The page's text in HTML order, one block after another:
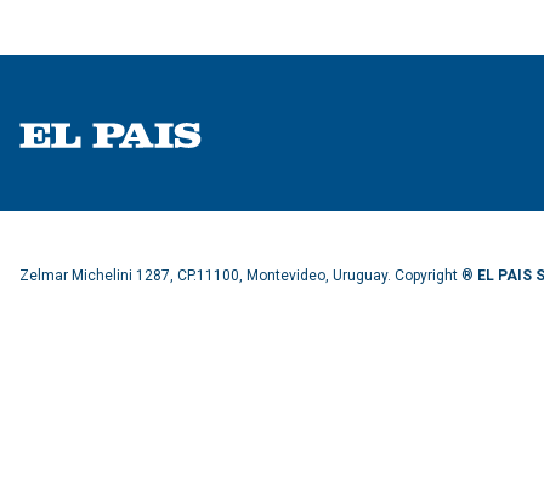
Zelmar Michelini 1287, CP.11100, Montevideo, Uruguay. Copyright ® EL PAIS